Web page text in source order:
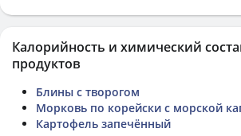
Калорийность и химический
продуктов
Блины с творогом
Морковь по корейски с морской
Картофель запечённый